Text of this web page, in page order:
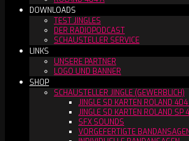
DOWNLOADS
TEST JINGLES
DER RADIOPODCAST
SCHAUSTELLER SERVICE
LINKS
UNSERE PARTNER
LOGO UND BANNER
SHOP
SCHAUSTELLER JINGLE (GEWERBLICH)
JINGLE SD KARTEN ROLAND
JINGLE SD KARTEN ROLAND SP
SFX SOUNDS
VORGEFERTIGTE BANDANSAGEN